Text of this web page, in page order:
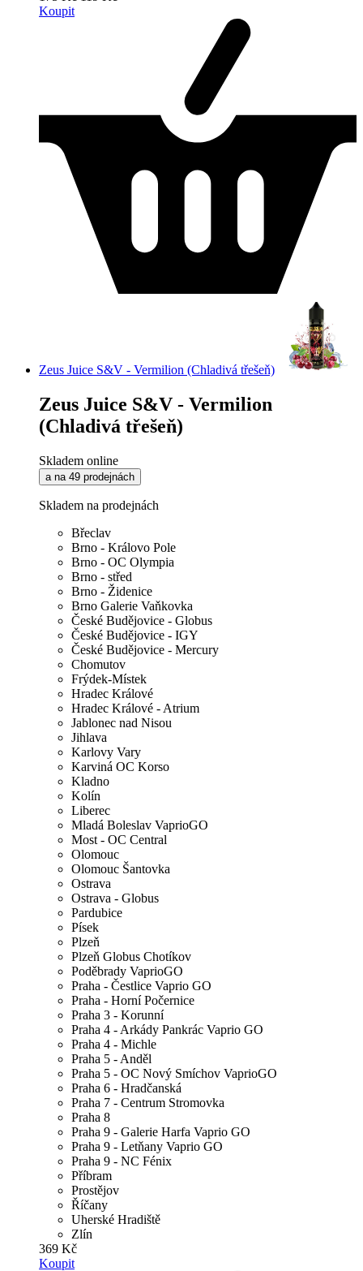
Koupit
Zeus Juice S&V - Vermilion (Chladivá třešeň)
Zeus Juice S&V - Vermilion
(Chladivá třešeň)
Skladem online
a na 49 prodejnách
Skladem na prodejnách
Břeclav
Brno - Královo Pole
Brno - OC Olympia
Brno - střed
Brno - Židenice
Brno Galerie Vaňkovka
České Budějovice - Globus
České Budějovice - IGY
České Budějovice - Mercury
Chomutov
Frýdek-Místek
Hradec Králové
Hradec Králové - Atrium
Jablonec nad Nisou
Jihlava
Karlovy Vary
Karviná OC Korso
Kladno
Kolín
Liberec
Mladá Boleslav VaprioGO
Most - OC Central
Olomouc
Olomouc Šantovka
Ostrava
Ostrava - Globus
Pardubice
Písek
Plzeň
Plzeň Globus Chotíkov
Poděbrady VaprioGO
Praha - Čestlice Vaprio GO
Praha - Horní Počernice
Praha 3 - Korunní
Praha 4 - Arkády Pankrác Vaprio GO
Praha 4 - Michle
Praha 5 - Anděl
Praha 5 - OC Nový Smíchov VaprioGO
Praha 6 - Hradčanská
Praha 7 - Centrum Stromovka
Praha 8
Praha 9 - Galerie Harfa Vaprio GO
Praha 9 - Letňany Vaprio GO
Praha 9 - NC Fénix
Příbram
Prostějov
Říčany
Uherské Hradiště
Zlín
369 Kč
Koupit